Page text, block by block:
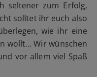
seltener zum Erfolg,
solltet ihr euch also
wie ihr eine
wollt... Wir wünschen
vor allem viel Spaß